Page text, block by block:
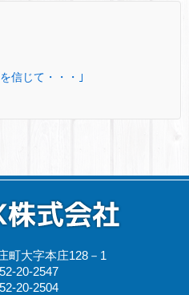
信じて・・・｣
町大字本庄128－1
20-2547
20-2504